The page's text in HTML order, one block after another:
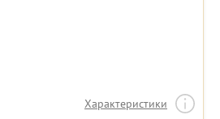
Характеристики